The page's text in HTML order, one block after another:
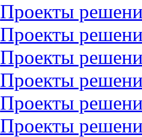
Проекты
Проекты
Проекты
Проекты
Проекты
Проекты